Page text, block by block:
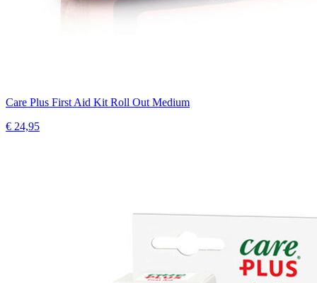
Care Plus First Aid Kit Roll Out Medium
€ 24,95